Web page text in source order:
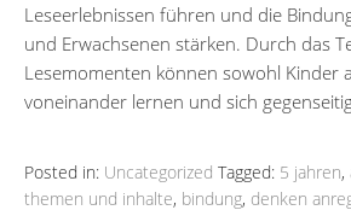
Leseerlebnissen führen und die
und Erwachsenen stärken. Durch das
Lesemomenten können sowohl Kinder
voneinander lernen und sich
Posted in: Uncategorized Tagged: 5 jahren,
themen und inhalte, bindung, denken